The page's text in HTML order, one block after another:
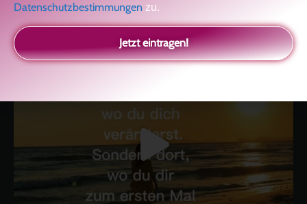
Datenschutzbestimmungen zu.
Jetzt eintragen!